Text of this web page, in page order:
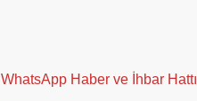
WhatsApp Haber ve İhbar Hattı